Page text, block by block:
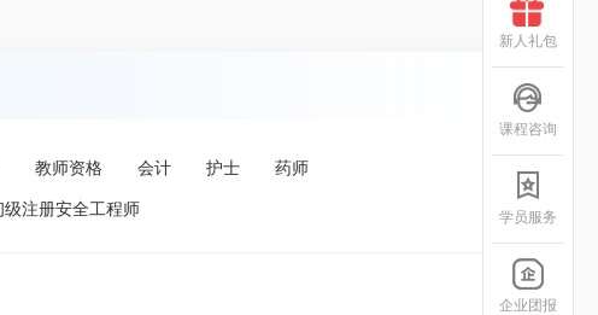
教师资格 会计 护士 药师
级注册安全工程师
新人礼包
课程咨询
学员服务
企业团报